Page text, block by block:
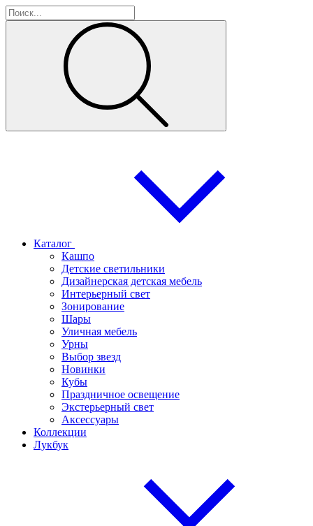
Каталог
Кашпо
Детские светильники
Дизайнерская детская мебель
Интерьерный свет
Зонирование
Шары
Уличная мебель
Урны
Выбор звезд
Новинки
Кубы
Праздничное освещение
Экстерьерный свет
Аксессуары
Коллекции
Лукбук